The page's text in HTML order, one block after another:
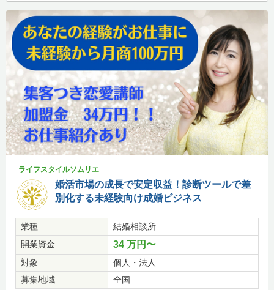
ライフスタイルソムリエ
婚活市場の成長で安定収益！診断ツールで差
別化する未経験向け成婚ビジネス
業種
結婚相談所
開業資金
34 万円〜
対象
個人・法人
募集地域
全国